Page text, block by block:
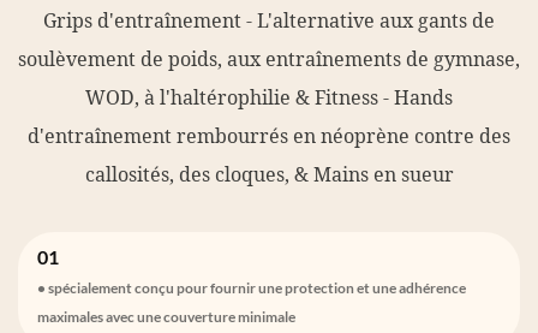
Grips d'entraînement - L'alternative aux gants de
soulèvement de poids, aux entraînements de gymnase,
WOD, à l'haltérophilie & Fitness - Hands
d'entraînement rembourrés en néoprène contre des
callosités, des cloques, & Mains en sueur
01
• spécialement conçu pour fournir une protection et une adhérence
maximales avec une couverture minimale